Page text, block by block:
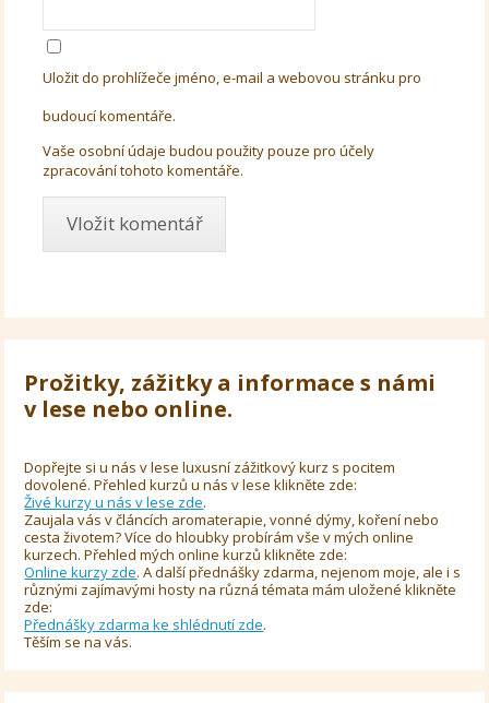
Uložit do prohlížeče jméno, e-mail a webovou stránku pro
budoucí komentáře.
Vaše osobní údaje budou použity pouze pro účely
zpracování tohoto komentáře.
Prožitky, zážitky a informace s námi
v lese nebo online.
Dopřejte si u nás v lese luxusní zážitkový kurz s pocitem
dovolené. Přehled kurzů u nás v lese klikněte zde:
Živé kurzy u nás v lese zde.
Zaujala vás v článcích aromaterapie, vonné dýmy, koření nebo
cesta životem? Více do hloubky probírám vše v mých online
kurzech. Přehled mých online kurzů klikněte zde:
Online kurzy zde. A další přednášky zdarma, nejenom moje, ale i s
různými zajímavými hosty na různá témata mám uložené klikněte
zde:
Přednášky zdarma ke shlédnutí zde.
Těším se na vás.